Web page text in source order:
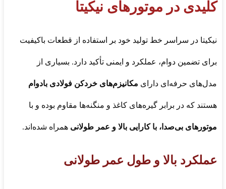
کلیدی در موتورهای نیکیتا
نیکیتا در سراسر خط تولید خود بر استفاده از قطعات باکیفیت
برای تضمین دوام، عملکرد و ایمنی تأکید دارد. بسیاری از
مدل‌های حرفه‌ای دارای مکانیزم‌های خردکن فولادی بادوام
هستند که در برابر گیره‌های کاغذ و منگنه‌ها مقاوم بوده و با
موتورهای بی‌صدا، با کارایی بالا و عمر طولانی همراه شده‌اند.
عملکرد بالا و طول عمر طولانی